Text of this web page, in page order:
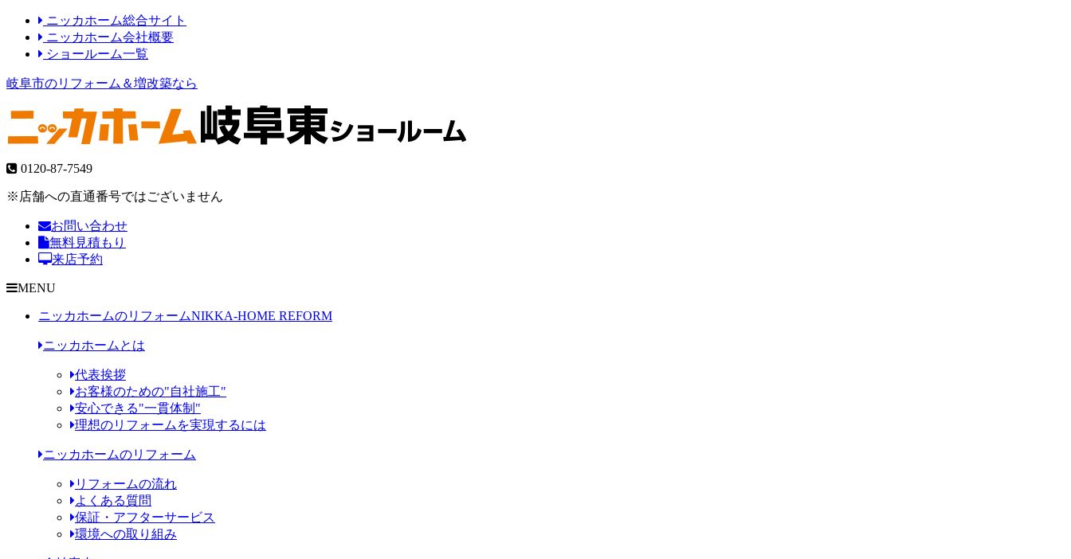
ニッカホーム総合サイト
ニッカホーム会社概要
ショールーム一覧
岐阜市のリフォーム＆増改築なら
0120-87-7549
※店舗への直通番号ではございません
お問い合わせ
無料見積もり
来店予約
MENU
ニッカホームのリフォームNIKKA-HOME REFORM
ニッカホームとは
代表挨拶
お客様のための"自社施工"
安心できる"一貫体制"
理想のリフォームを実現するには
ニッカホームのリフォーム
リフォームの流れ
よくある質問
保証・アフターサービス
環境への取り組み